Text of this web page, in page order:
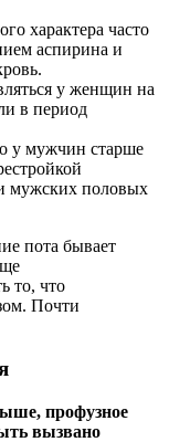
характера часто
аспирина и
у женщин на
в период
у мужчин старше
мужских половых
пота бывает
то, что
Почти
профузное
вызвано